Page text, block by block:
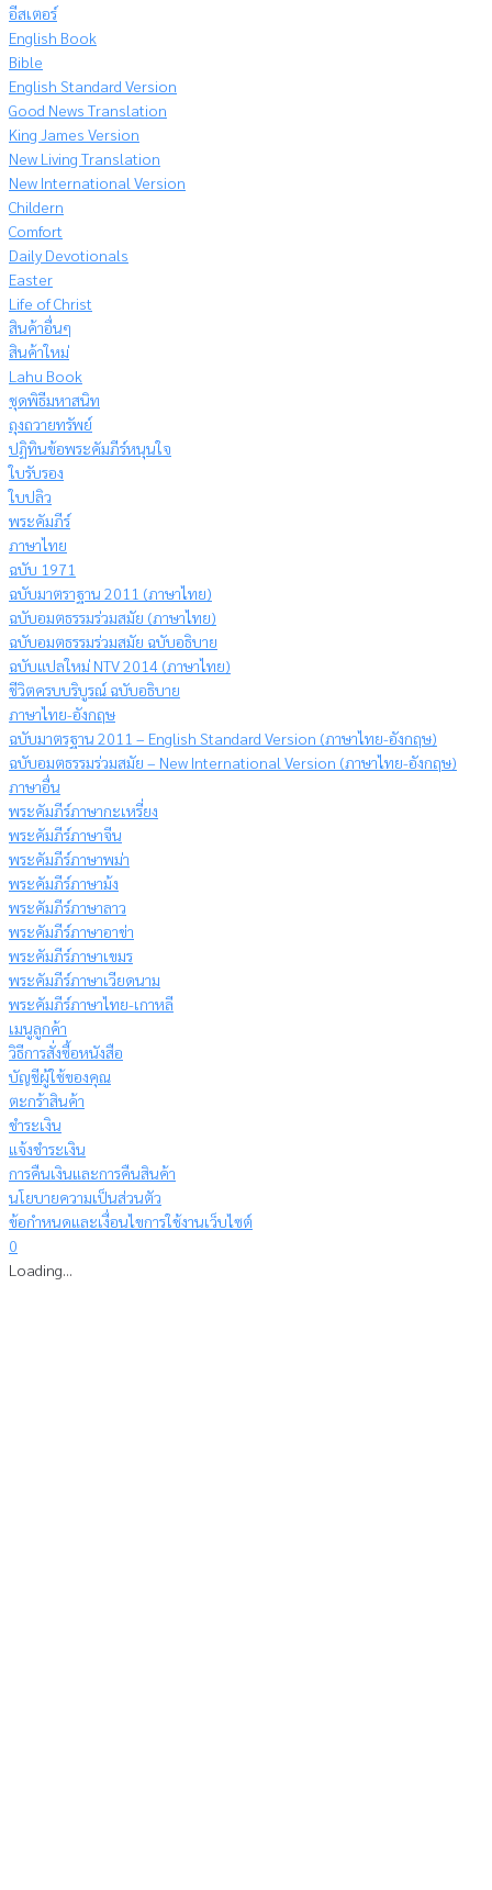
อีสเตอร์
English Book
Bible
English Standard Version
Good News Translation
King James Version
New Living Translation
New International Version
Childern
Comfort
Daily Devotionals
Easter
Life of Christ
สินค้าอื่นๆ
สินค้าใหม่
Lahu Book
ชุดพิธีมหาสนิท
ถุงถวายทรัพย์
ปฏิทินข้อพระคัมภีร์หนุนใจ
ใบรับรอง
ใบปลิว
พระคัมภีร์
ภาษาไทย
ฉบับ 1971
ฉบับมาตราฐาน 2011 (ภาษาไทย)
ฉบับอมตธรรมร่วมสมัย (ภาษาไทย)
ฉบับอมตธรรมร่วมสมัย ฉบับอธิบาย
ฉบับแปลใหม่ NTV 2014 (ภาษาไทย)
ชีวิตครบบริบูรณ์ ฉบับอธิบาย
ภาษาไทย-อังกฤษ
ฉบับมาตรฐาน 2011 – English Standard Version (ภาษาไทย-อังกฤษ)
ฉบับอมตธรรมร่วมสมัย – New International Version (ภาษาไทย-อังกฤษ)
ภาษาอื่น
พระคัมภีร์ภาษากะเหรี่ยง
พระคัมภีร์ภาษาจีน
พระคัมภีร์ภาษาพม่า
พระคัมภีร์ภาษาม้ง
พระคัมภีร์ภาษาลาว
พระคัมภีร์ภาษาอาข่า
พระคัมภีร์ภาษาเขมร
พระคัมภีร์ภาษาเวียดนาม
พระคัมภีร์ภาษาไทย-เกาหลี
เมนูลูกค้า
วิธีการสั่งซื้อหนังสือ
บัญชีผู้ใช้ของคุณ
ตะกร้าสินค้า
ชำระเงิน
แจ้งชำระเงิน
การคืนเงินและการคืนสินค้า
นโยบายความเป็นส่วนตัว
ข้อกำหนดและเงื่อนไขการใช้งานเว็บไซต์
0
Loading...